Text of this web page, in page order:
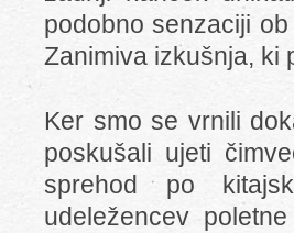
podobno senzaciji
Zanimiva izkušnja, ki
Ker smo se vrnili
poskušali ujeti
sprehod po
udeležencev